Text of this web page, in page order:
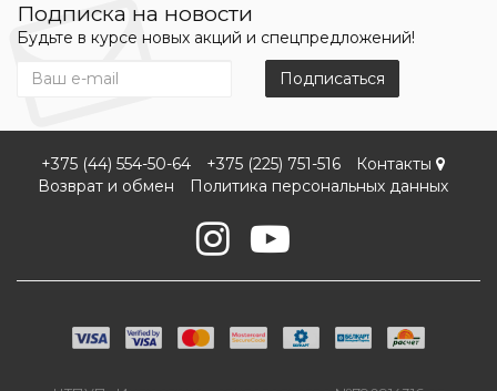
Подписка на новости
Будьте в курсе новых акций и спецпредложений!
Подписаться
+375 (44) 554-50-64 +375 (225) 751-516
Контакты
Возврат и обмен
Политика персональных данных